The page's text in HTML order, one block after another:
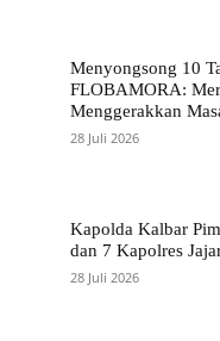
Menyongsong 10
FLOBAMORA:
Menggerakkan
28 Juli 2026
Kapolda Kalbar
dan 7 Kapolres
28 Juli 2026